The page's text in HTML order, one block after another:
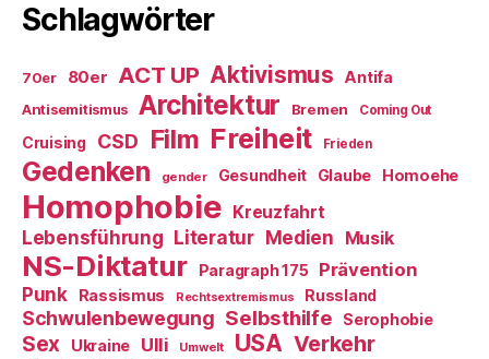
Schlagwörter
70er 80er ACT UP Aktivismus Antifa
Antisemitismus Architektur Bremen Coming Out
Cruising CSD Film Freiheit Frieden
Gedenken gender Gesundheit Glaube Homoehe
Homophobie Kreuzfahrt
Lebensführung Literatur Medien Musik
NS-Diktatur Paragraph 175
Prävention
Punk
Rassismus Rechtsextremismus Russland
Schwulenbewegung Selbsthilfe Serophobie
Sex Ukraine Ulli Umwelt USA Verkehr